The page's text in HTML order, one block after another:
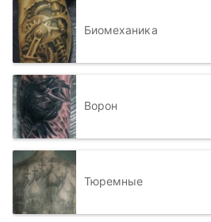
Биомеханика
Ворон
Тюремные